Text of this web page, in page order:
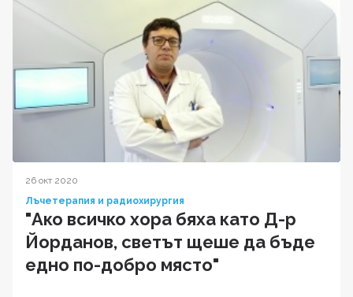
26 окт 2020
Лъчетерапия и радиохирургия
"Ако всичко хора бяха като Д-р
Йорданов, светът щеше да бъде
едно по-добро място"